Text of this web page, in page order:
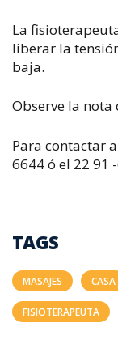
La
liberar la
baja.
Observe la nota
Para contactar
6644 ó el 22 91
TAGS
MASAJES CASA
FISIOTERAPEUTA